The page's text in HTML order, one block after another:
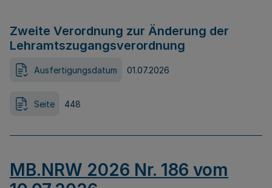
Zweite Verordnung zur Änderung der
Lehramtszugangsverordnung
Ausfertigungsdatum 01.07.2026
Seite 448
MB.NRW 2026 Nr. 186 vom